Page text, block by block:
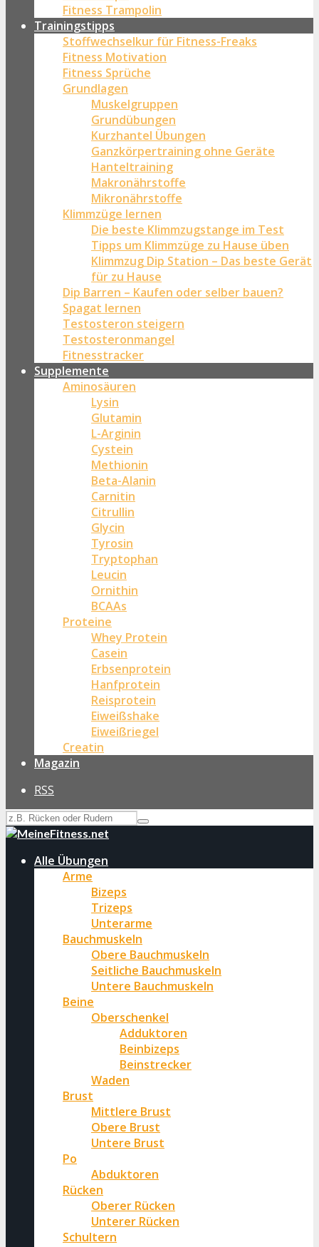
Fitness Trampolin
Trainingstipps
Stoffwechselkur für Fitness-Freaks
Fitness Motivation
Fitness Sprüche
Grundlagen
Muskelgruppen
Grundübungen
Kurzhantel Übungen
Ganzkörpertraining ohne Geräte
Hanteltraining
Makronährstoffe
Mikronährstoffe
Klimmzüge lernen
Die beste Klimmzugstange im Test
Tipps um Klimmzüge zu Hause üben
Klimmzug Dip Station – Das beste Gerät
für zu Hause
Dip Barren – Kaufen oder selber bauen?
Spagat lernen
Testosteron steigern
Testosteronmangel
Fitnesstracker
Supplemente
Aminosäuren
Lysin
Glutamin
L-Arginin
Cystein
Methionin
Beta-Alanin
Carnitin
Citrullin
Glycin
Tyrosin
Tryptophan
Leucin
Ornithin
BCAAs
Proteine
Whey Protein
Casein
Erbsenprotein
Hanfprotein
Reisprotein
Eiweißshake
Eiweißriegel
Creatin
Magazin
RSS
Alle Übungen
Arme
Bizeps
Trizeps
Unterarme
Bauchmuskeln
Obere Bauchmuskeln
Seitliche Bauchmuskeln
Untere Bauchmuskeln
Beine
Oberschenkel
Adduktoren
Beinbizeps
Beinstrecker
Waden
Brust
Mittlere Brust
Obere Brust
Untere Brust
Po
Abduktoren
Rücken
Oberer Rücken
Unterer Rücken
Schultern